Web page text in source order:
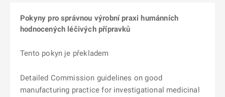
Pokyny pro správnou výrobní praxi humánních
hodnocených léčivých přípravků
Tento pokyn je překladem
Detailed Commission guidelines on good
manufacturing practice for investigational medicinal